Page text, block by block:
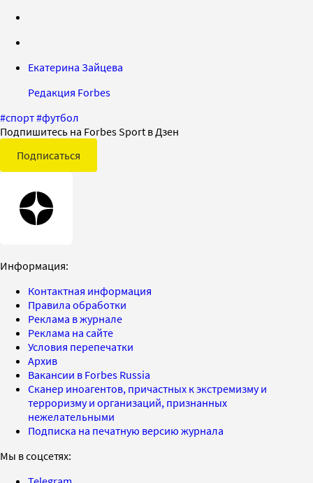
Екатерина Зайцева
Редакция Forbes
#спорт#футбол
Подпишитесь на Forbes Sport в Дзен
Подписаться
Информация:
Контактная информация
Правила обработки
Реклама в журнале
Реклама на сайте
Условия перепечатки
Архив
Вакансии в Forbes Russia
Сканер иноагентов, причастных к экстремизму и
терроризму и организаций, признанных
нежелательными
Подписка на печатную версию журнала
Мы в соцсетях: